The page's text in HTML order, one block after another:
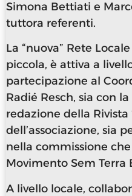
Simona Bettiati e
tuttora referenti.
La “nuova” Rete
piccola, è attiva a
partecipazione al
Radié Resch, sia con
redazione della Rivista
dell’associazione, sia
nella commissione
Movimento Sem Terra
A livello locale,